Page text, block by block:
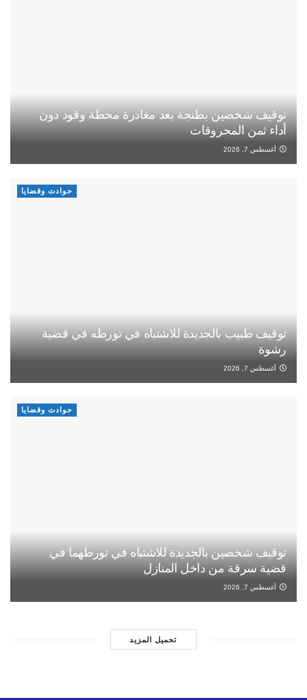
توقيف شخصين بطنجة بعد مغادرة محطة وقود دون
أداء ثمن المحروقات
أغسطس 7, 2026
حوادث وقضايا
توقيف طبيب بالجديدة للاشتباه في تورطه في قضية
رشوة
أغسطس 7, 2026
حوادث وقضايا
توقيف شخصين بالجديدة للاشتباه في تورطهما في
قضية سرقة من داخل المنازل
أغسطس 7, 2026
تحميل المزيد